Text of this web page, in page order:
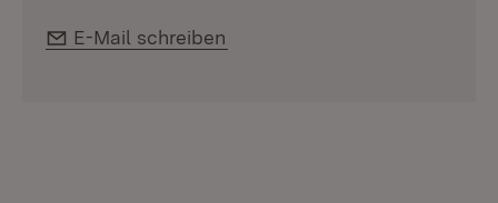
E-Mail:
E-Mail schreiben